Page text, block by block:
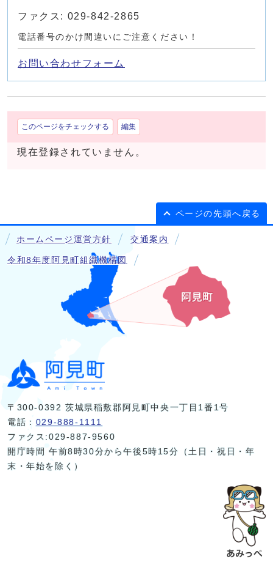
ファクス: 029-842-2865
電話番号のかけ間違いにご注意ください！
お問い合わせフォーム
このページをチェックする 編集
現在登録されていません。
ページの先頭へ戻る
ホームページ運営方針 交通案内
令和8年度阿見町組織機構図
〒300-0392 茨城県稲敷郡阿見町中央一丁目1番1号
電話： 029-888-1111
ファクス:029-887-9560
開庁時間 午前8時30分から午後5時15分（土日・祝日・年
末・年始を除く）